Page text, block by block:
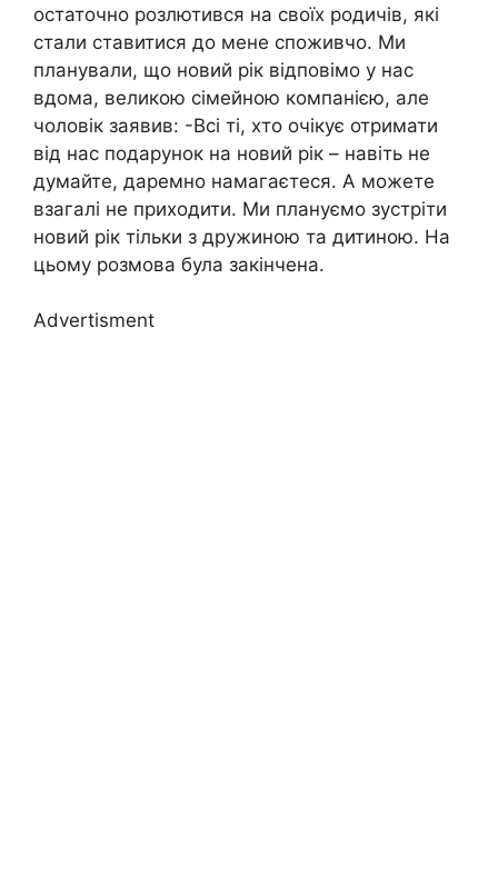
остаточно розлютився на своїх родичів, які
стали ставитися до мене споживчо. Ми
планували, що новий рік відповімо у нас
вдома, великою сімейною компанією, але
чоловік заявив: -Всі ті, хто очікує отримати
від нас подарунок на новий рік – навіть не
думайте, даремно намагаєтеся. А можете
взагалі не приходити. Ми плануємо зустріти
новий рік тільки з дружиною та дитиною. На
цьому розмова була закінчена.
Advertisment